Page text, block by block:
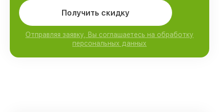
Получить скидку
Отправляя заявку, Вы соглашаетесь на обработку
персональных данных